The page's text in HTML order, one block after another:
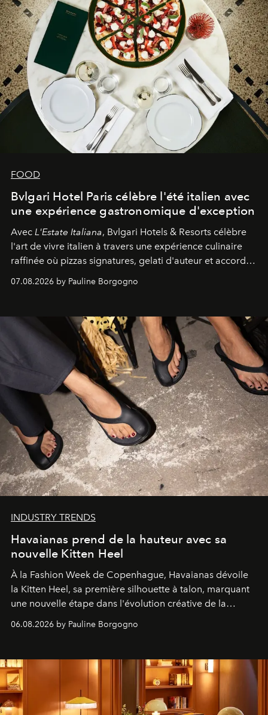
FOOD
Bvlgari Hotel Paris célèbre l'été italien avec
une expérience gastronomique d'exception
Avec L'Estate Italiana, Bvlgari Hotels & Resorts célèbre
l'art de vivre italien à travers une expérience culinaire
raffinée où pizzas signatures, gelati d'auteur et accords
d'exception composent un véritable voyage sensoriel.
07.08.2026 by Pauline Borgogno
INDUSTRY TRENDS
Havaianas prend de la hauteur avec sa
nouvelle Kitten Heel
À la Fashion Week de Copenhague, Havaianas dévoile
la Kitten Heel, sa première silhouette à talon, marquant
une nouvelle étape dans l'évolution créative de la
06.08.2026 by Pauline Borgogno